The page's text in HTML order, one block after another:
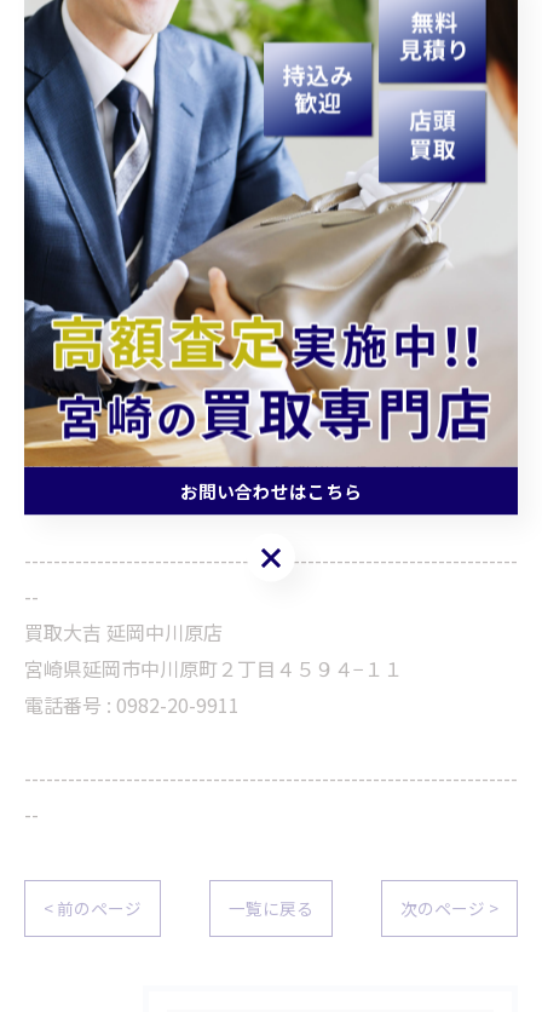
おすすめ 買取店として評価されるには、説明の明快
さ、査定根拠の見える化、地域への気配りが外せへん。
買取大吉 延岡中川原店は、延岡市の人が立ち寄りやす
い雰囲気づくりを大事にしていて、貴金属やブランド品
の相談もしやすい空気感が魅力や。買取大吉のお役立ち
情報を賢く使って、納得して手放せるように準備しよ。
結果として高価買取につながれば、財布も心もホクホク
やん。
結びに一言。延岡市のみんな、旭化成の話題も駅伝の熱
気もええけど、家の引き出しの“眠れる貴金属・ブランド
品”も忘れんとってな。イベント情報と割引きを味方に、
買取大吉でスッキリ身軽に。ほな、タンスが軽うなって
走るのも軽快に…って、そこは駅伝ちゃうやん！
--------------------------------------------------------------------
--
買取大吉 延岡中川原店
宮崎県延岡市中川原町２丁目４５９４−１１
電話番号 : 0982-20-9911
--------------------------------------------------------------------
--
< 前のページ 一覧に戻る 次のページ >
お問い合わせはこちら
お問い合わせはこちら